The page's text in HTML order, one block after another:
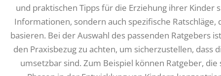
und praktischen Tipps für die Erziehung ihrer Kinder
Informationen, sondern auch spezifische
basieren. Bei der Auswahl des passenden Ratgebers
den Praxisbezug zu achten, um sicherzustellen, dass
umsetzbar sind. Zum Beispiel können Ratgeber,